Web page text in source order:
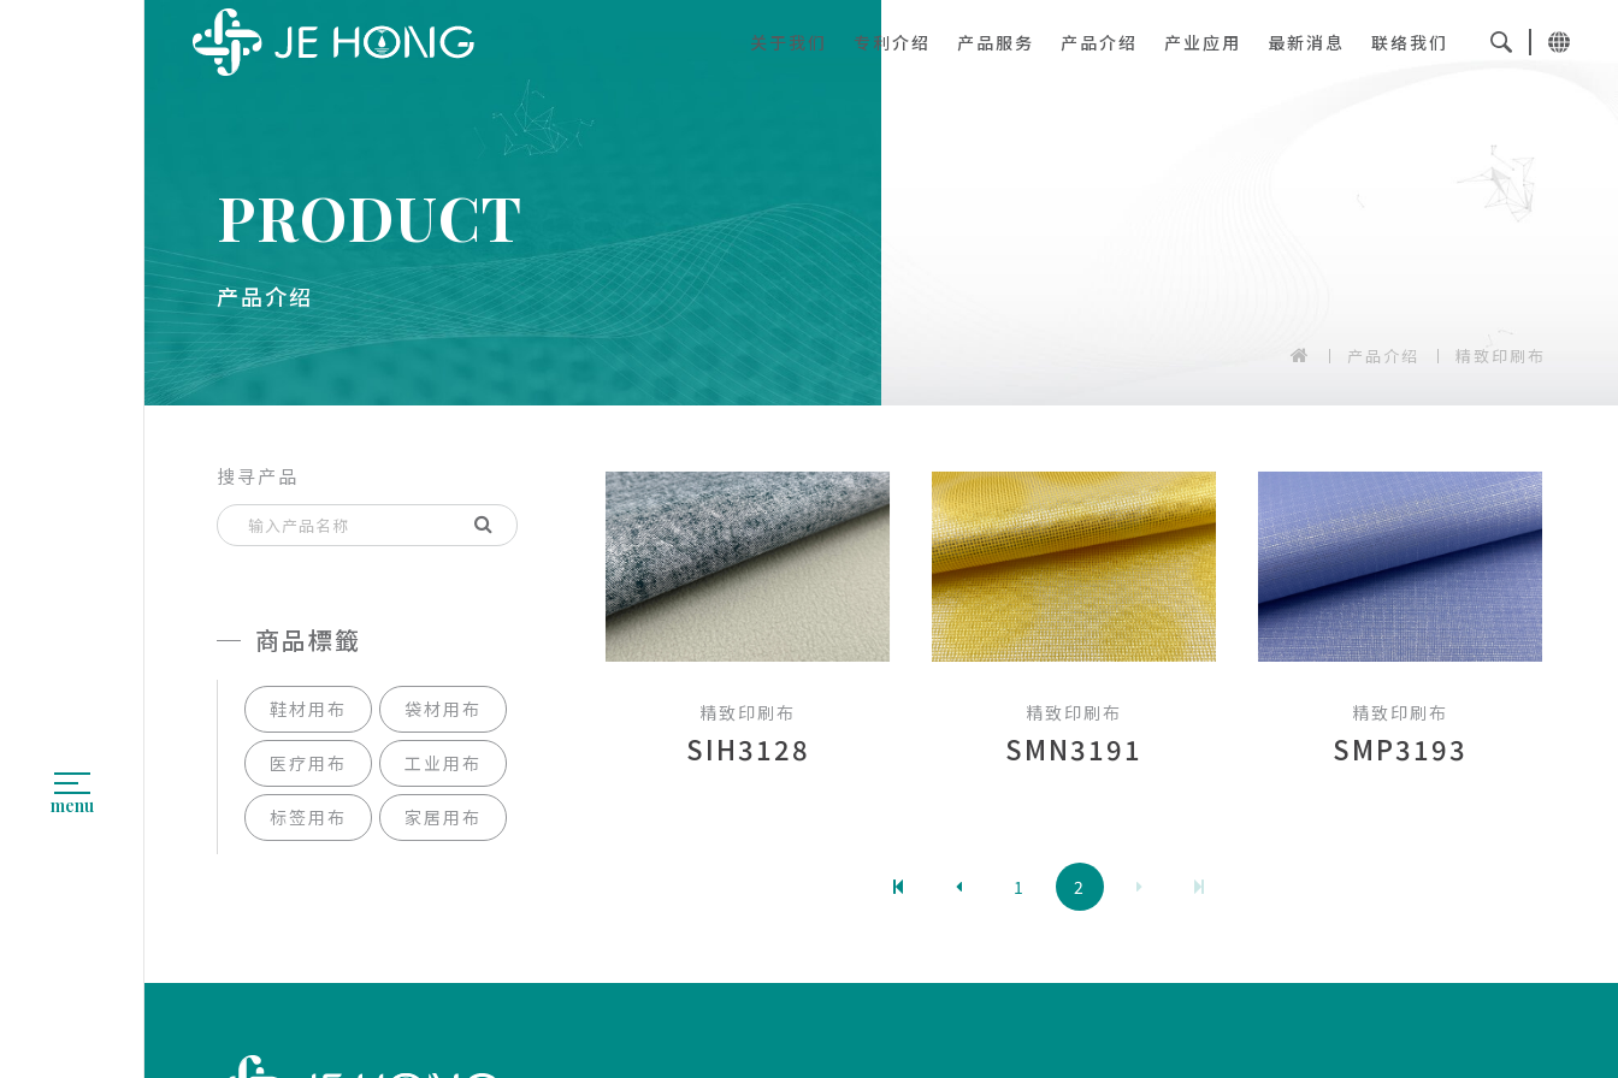
关于我们 专利介绍 产品服务 产品介绍 产业应用 最新消息 联络我们
menu
PRODUCT
产品介绍
产品介绍 精致印刷布
搜寻产品
商品標籤
鞋材用布 袋材用布
医疗用布 工业用布
标签用布 家居用布
精致印刷布
SIH3128
精致印刷布
SMN3191
精致印刷布
SMP3193
1 2